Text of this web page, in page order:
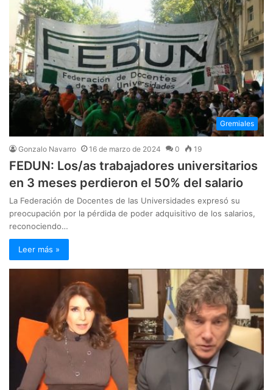
Gremiales
Gonzalo Navarro 16 de marzo de 2024 0 19
FEDUN: Los/as trabajadores universitarios
en 3 meses perdieron el 50% del salario
La Federación de Docentes de las Universidades expresó su
preocupación por la pérdida de poder adquisitivo de los salarios,
reconociendo…
Leer más »